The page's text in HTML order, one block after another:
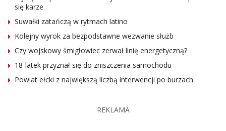
się karze
Suwałki zatańczą w rytmach latino
Kolejny wyrok za bezpodstawne wezwanie służb
Czy wojskowy śmigłowiec zerwał linię energetyczną?
18-latek przyznał się do zniszczenia samochodu
Powiat ełcki z największą liczbą interwencji po burzach
REKLAMA